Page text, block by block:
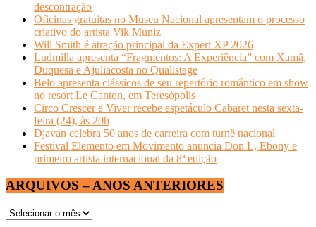
descontração
Oficinas gratuitas no Museu Nacional apresentam o processo
criativo do artista Vik Muniz
Will Smith é atração principal da Expert XP 2026
Ludmilla apresenta “Fragmentos: A Experiência” com Xamã,
Duquesa e Ajuliacosta no Qualistage
Belo apresenta clássicos de seu repertório romântico em show
no resort Le Canton, em Teresópolis
Circo Crescer e Viver recebe espetáculo Cabaret nesta sexta-
feira (24), às 20h
Djavan celebra 50 anos de carreira com turnê nacional
Festival Elemento em Movimento anuncia Don L, Ebony e
primeiro artista internacional da 8ª edição
ARQUIVOS – ANOS ANTERIORES
ARQUIVOS